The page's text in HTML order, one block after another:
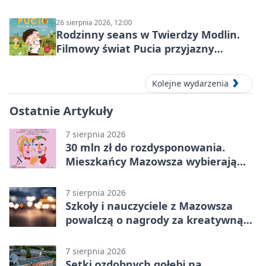
26 sierpnia 2026, 12:00
Rodzinny seans w Twierdzy Modlin.
Filmowy świat Pucia przyjazny
Kolejne wydarzenia
Ostatnie Artykuły
7 sierpnia 2026
30 mln zł do rozdysponowania.
Mieszkańcy Mazowsza wybierają
7 sierpnia 2026
Szkoły i nauczyciele z Mazowsza
powalczą o nagrody za kreatywną
7 sierpnia 2026